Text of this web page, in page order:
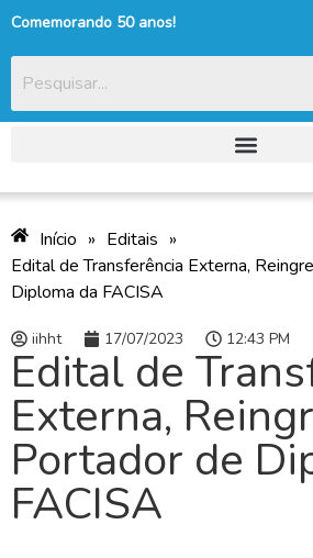
Comemorando 50 anos!
Início » Editais »
Edital de Transferência Externa,
Diploma da FACISA
iihht 17/07/2023 12:43 PM
Edital de
Externa,
Portador de
FACISA